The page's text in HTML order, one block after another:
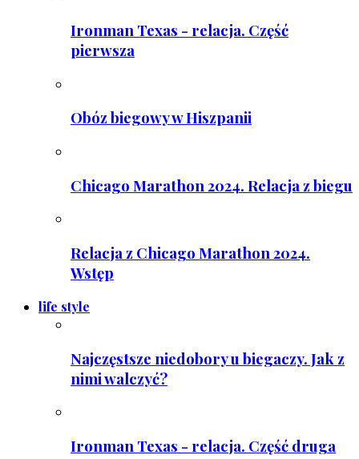
Ironman Texas - relacja. Część
pierwsza
Obóz biegowy w Hiszpanii
Chicago Marathon 2024. Relacja z biegu
Relacja z Chicago Marathon 2024.
Wstęp
life style
Najczęstsze niedobory u biegaczy. Jak z
nimi walczyć?
Ironman Texas - relacja. Część druga